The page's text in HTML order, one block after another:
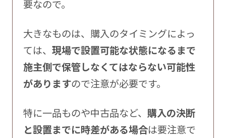
要なので。
大きなものは、購入のタイミングによっ
ては、 現場で設置可能な状態になるまで
施主側で保管しなくてはならない可能性
がありますので注意が必要です。
特に一品ものや中古品など、 購入の決断
と設置までに時差がある場合は要注意で